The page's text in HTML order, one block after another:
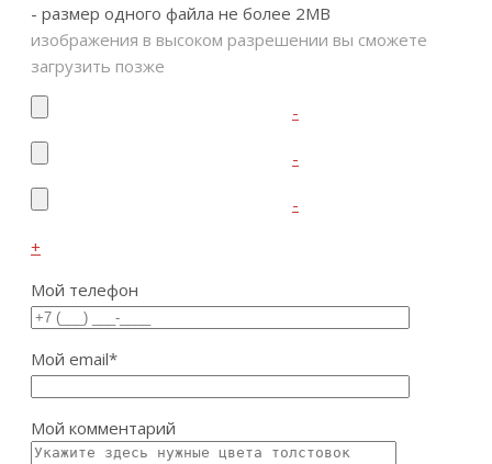
- размер одного файла не более 2MB
изображения в высоком разрешении вы сможете
загрузить позже
-
-
-
+
Мой телефон
Мой email*
Мой комментарий